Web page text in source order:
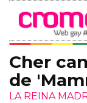
Cher
de
LA REINA